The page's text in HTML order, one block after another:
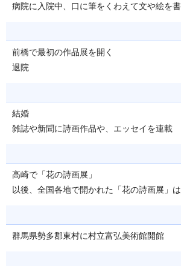
病院に入院中、口に筆をくわえて文や絵を
前橋で最初の作品展を開く
退院
結婚
雑誌や新聞に詩画作品や、エッセイを連載
高崎で「花の詩画展」
以後、全国各地で開かれた「花の詩画展」
群馬県勢多郡東村に村立富弘美術館開館